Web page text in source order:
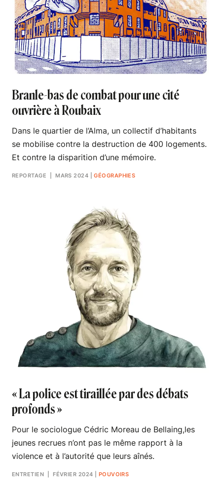
Branle-bas de combat pour une cité
ouvrière à Roubaix
Dans le quartier de l’Alma, un collectif d’habitants
se mobilise contre la destruction de 400 logements.
Et contre la disparition d’une mémoire.
REPORTAGE | MARS 2024 |GÉOGRAPHIES
« La police est tiraillée par des débats
profonds »
Pour le sociologue Cédric Moreau de Bellaing,les
jeunes recrues n’ont pas le même rapport à la
violence et à l’autorité que leurs aînés.
ENTRETIEN| FÉVRIER 2024 POUVOIRS